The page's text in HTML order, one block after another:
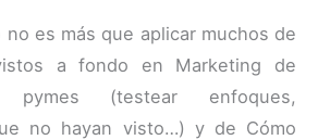
es más que aplicar muchos de
a fondo en Marketing de
pymes (testear enfoques,
no hayan visto…) y de Cómo